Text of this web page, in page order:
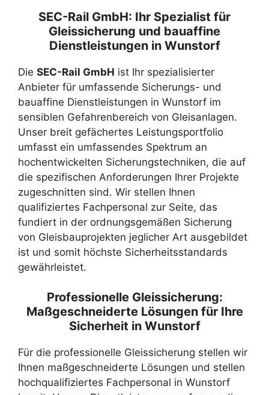
SEC-Rail GmbH: Ihr Spezialist für
Gleissicherung und bauaffine
Dienstleistungen in Wunstorf
Die SEC-Rail GmbH ist Ihr spezialisierter
Anbieter für umfassende Sicherungs- und
bauaffine Dienstleistungen in Wunstorf im
sensiblen Gefahrenbereich von Gleisanlagen.
Unser breit gefächertes Leistungsportfolio
umfasst ein umfassendes Spektrum an
hochentwickelten Sicherungstechniken, die auf
die spezifischen Anforderungen Ihrer Projekte
zugeschnitten sind. Wir stellen Ihnen
qualifiziertes Fachpersonal zur Seite, das
fundiert in der ordnungsgemäßen Sicherung
von Gleisbauprojekten jeglicher Art ausgebildet
ist und somit höchste Sicherheitsstandards
gewährleistet.
Professionelle Gleissicherung:
Maßgeschneiderte Lösungen für Ihre
Sicherheit in Wunstorf
Für die professionelle Gleissicherung stellen wir
Ihnen maßgeschneiderte Lösungen und stellen
hochqualifiziertes Fachpersonal in Wunstorf